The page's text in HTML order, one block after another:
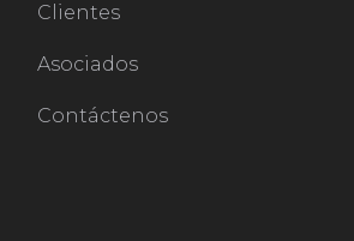
Clientes
Asociados
Contáctenos